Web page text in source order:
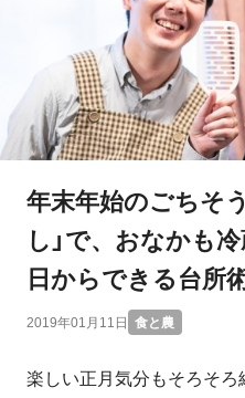
暮らしと社会
環境と平和
生協の宅配パルシステム
年末年始のごちそ
し」で、おなかも
日からできる台所術
2019年01月11日 食と農
楽しい正月気分もそろそ